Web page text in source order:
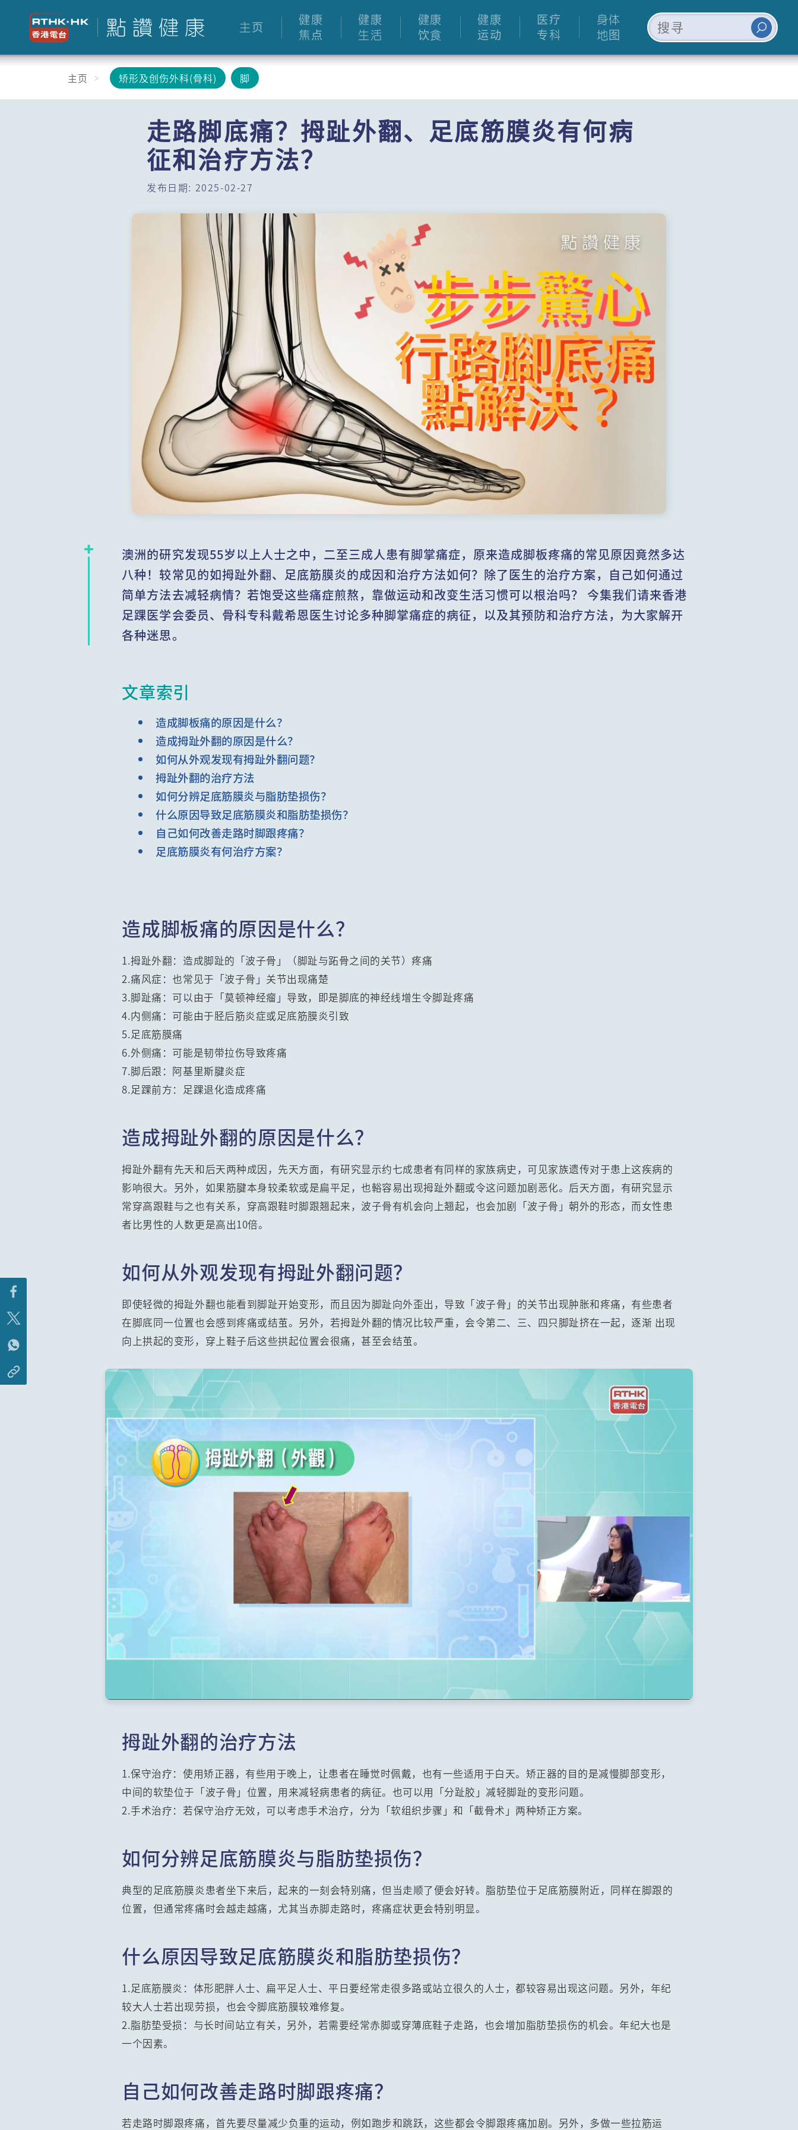
主页
健康
焦点
健康
生活
健康
饮食
健康
运动
医疗
专科
身体
地图
主页 矫形及创伤外科(骨科) 脚
走路脚底痛？拇趾外翻、足底筋膜炎有何病
征和治疗方法？
发布日期: 2025-02-27
澳洲的研究发现55岁以上人士之中，二至三成人患有脚掌痛症，原来造成脚板疼痛的常见原因竟然多达
八种！较常见的如拇趾外翻、足底筋膜炎的成因和治疗方法如何？除了医生的治疗方案，自己如何通过
简单方法去减轻病情？若饱受这些痛症煎熬，靠做运动和改变生活习惯可以根治吗？ 今集我们请来香港
足踝医学会委员、骨科专科戴希恩医生讨论多种脚掌痛症的病征，以及其预防和治疗方法，为大家解开
各种迷思。
文章索引
造成脚板痛的原因是什么？
造成拇趾外翻的原因是什么？
如何从外观发现有拇趾外翻问题？
拇趾外翻的治疗方法
如何分辨足底筋膜炎与脂肪垫损伤？
什么原因导致足底筋膜炎和脂肪垫损伤？
自己如何改善走路时脚跟疼痛？
足底筋膜炎有何治疗方案？
造成脚板痛的原因是什么？
1.拇趾外翻：造成脚趾的「波子骨」（脚趾与跖骨之间的关节）疼痛
2.痛风症：也常见于「波子骨」关节出现痛楚
3.脚趾痛：可以由于「莫顿神经瘤」导致，即是脚底的神经线增生令脚趾疼痛
4.内侧痛：可能由于胫后筋炎症或足底筋膜炎引致
5.足底筋膜痛
6.外侧痛：可能是韧带拉伤导致疼痛
7.脚后跟：阿基里斯腱炎症
8.足踝前方：足踝退化造成疼痛
造成拇趾外翻的原因是什么？
拇趾外翻有先天和后天两种成因，先天方面，有研究显示约七成患者有同样的家族病史，可见家族遗传对于患上这疾病的
影响很大。另外，如果筋腱本身较柔软或是扁平足，也輍容易出现拇趾外翻或令这问题加剧恶化。后天方面，有研究显示
常穿高跟鞋与之也有关系，穿高跟鞋时脚跟翘起来，波子骨有机会向上翘起，也会加剧「波子骨」朝外的形态，而女性患
者比男性的人数更是高出10倍。
如何从外观发现有拇趾外翻问题？
即使轻微的拇趾外翻也能看到脚趾开始变形，而且因为脚趾向外歪出，导致「波子骨」的关节出现肿胀和疼痛，有些患者
在脚底同一位置也会感到疼痛或结茧。另外，若拇趾外翻的情况比较严重，会令第二、三、四只脚趾挤在一起，逐渐 出现
向上拱起的变形，穿上鞋子后这些拱起位置会很痛，甚至会结茧。
拇趾外翻的治疗方法
1.保守治疗：使用矫正器，有些用于晚上，让患者在睡觉时佩戴，也有一些适用于白天。矫正器的目的是减慢脚部变形，
中间的软垫位于「波子骨」位置，用来减轻病患者的病征。也可以用「分趾胶」减轻脚趾的变形问题。
2.手术治疗：若保守治疗无效，可以考虑手术治疗，分为「软组织步骤」和「截骨术」两种矫正方案。
如何分辨足底筋膜炎与脂肪垫损伤？
典型的足底筋膜炎患者坐下来后，起来的一刻会特别痛，但当走顺了便会好转。脂肪垫位于足底筋膜附近，同样在脚跟的
位置，但通常疼痛时会越走越痛，尤其当赤脚走路时，疼痛症状更会特别明显。
什么原因导致足底筋膜炎和脂肪垫损伤？
1.足底筋膜炎：体形肥胖人士、扁平足人士、平日要经常走很多路或站立很久的人士，都较容易出现这问题。另外，年纪
较大人士若出现劳损，也会令脚底筋膜较难修复。
2.脂肪垫受损：与长时间站立有关，另外，若需要经常赤脚或穿薄底鞋子走路，也会增加脂肪垫损伤的机会。年纪大也是
一个因素。
自己如何改善走路时脚跟疼痛？
若走路时脚跟疼痛，首先要尽量减少负重的运动，例如跑步和跳跃，这些都会令脚跟疼痛加剧。另外，多做一些拉筋运